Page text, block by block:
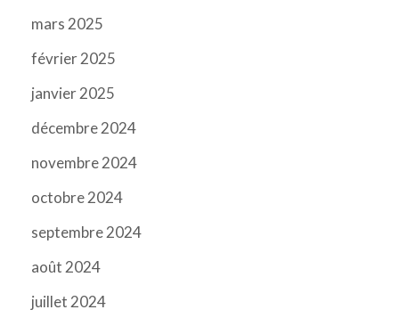
mars 2025
février 2025
janvier 2025
décembre 2024
novembre 2024
octobre 2024
septembre 2024
août 2024
juillet 2024